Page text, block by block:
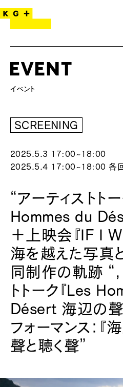
SCREENING
2025.5.3 17:00~18:00
2025.5.4 17:00~18:00 各
“アーティストト
Hommes du
＋上映会『IF I
海を越えた写真
同制作の軌跡
トトーク『Les
Désert 海辺の聲
フォーマンス：『
聲と聴く聲”